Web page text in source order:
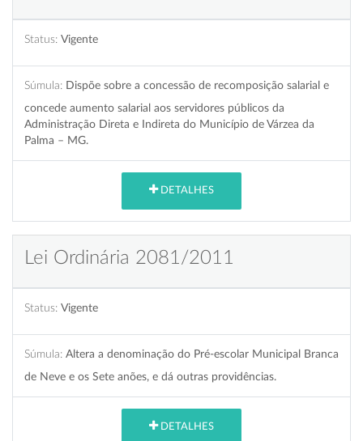
Status: Vigente
Súmula: Dispõe sobre a concessão de recomposição salarial e
concede aumento salarial aos servidores públicos da
Administração Direta e Indireta do Município de Várzea da
Palma – MG.
DETALHES
Lei Ordinária 2081/2011
Status: Vigente
Súmula: Altera a denominação do Pré-escolar Municipal Branca
de Neve e os Sete anões, e dá outras providências.
DETALHES